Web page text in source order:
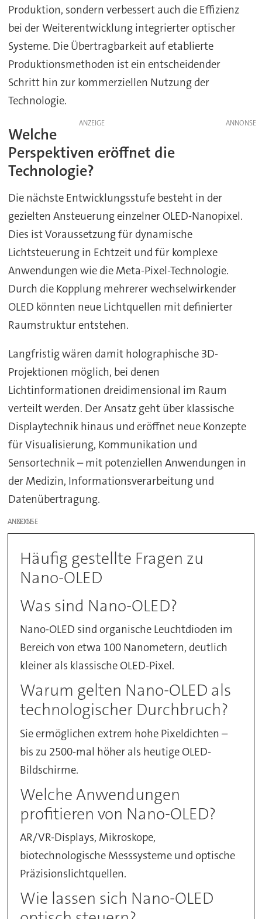
Produktion, sondern verbessert auch die Effizienz
bei der Weiterentwicklung integrierter optischer
Systeme. Die Übertragbarkeit auf etablierte
Produktionsmethoden ist ein entscheidender
Schritt hin zur kommerziellen Nutzung der
Technologie.
ANZEIGE
Welche
Perspektiven eröffnet die
Technologie?
Die nächste Entwicklungsstufe besteht in der
gezielten Ansteuerung einzelner OLED-Nanopixel.
Dies ist Voraussetzung für dynamische
Lichtsteuerung in Echtzeit und für komplexe
Anwendungen wie die Meta-Pixel-Technologie.
Durch die Kopplung mehrerer wechselwirkender
OLED könnten neue Lichtquellen mit definierter
Raumstruktur entstehen.
Langfristig wären damit holographische 3D-
Projektionen möglich, bei denen
Lichtinformationen dreidimensional im Raum
verteilt werden. Der Ansatz geht über klassische
Displaytechnik hinaus und eröffnet neue Konzepte
für Visualisierung, Kommunikation und
Sensortechnik – mit potenziellen Anwendungen in
der Medizin, Informationsverarbeitung und
Datenübertragung.
ANZEIGE
Häufig gestellte Fragen zu
Nano-OLED
Was sind Nano-OLED?
Nano-OLED sind organische Leuchtdioden im
Bereich von etwa 100 Nanometern, deutlich
kleiner als klassische OLED-Pixel.
Warum gelten Nano-OLED als
technologischer Durchbruch?
Sie ermöglichen extrem hohe Pixeldichten –
bis zu 2500-mal höher als heutige OLED-
Bildschirme.
Welche Anwendungen
profitieren von Nano-OLED?
AR/VR-Displays, Mikroskope,
biotechnologische Messsysteme und optische
Präzisionslichtquellen.
Wie lassen sich Nano-OLED